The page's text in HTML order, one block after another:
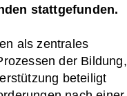
stattgefunden.
als zentrales
der Bildung,
beteiligt